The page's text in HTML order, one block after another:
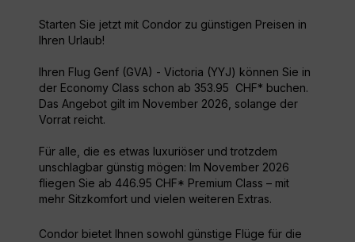
Starten Sie jetzt mit Condor zu günstigen Preisen in
Ihren Urlaub!
Ihren Flug Genf (GVA) - Victoria (YYJ) können Sie in
der Economy Class schon ab 353.95 CHF* buchen.
Das Angebot gilt im November 2026, solange der
Vorrat reicht.
Für alle, die es etwas luxuriöser und trotzdem
unschlagbar günstig mögen: Im November 2026
fliegen Sie ab 446.95 CHF* Premium Class – mit
mehr Sitzkomfort und vielen weiteren Extras.
Condor bietet Ihnen sowohl günstige Flüge für die